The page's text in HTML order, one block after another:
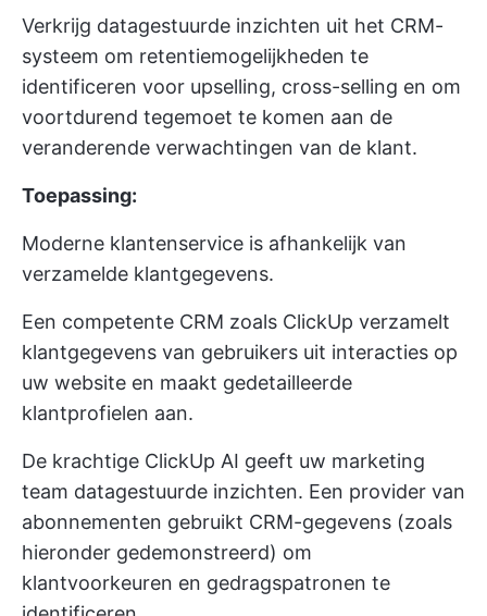
Verkrijg datagestuurde inzichten uit het CRM-
systeem om retentiemogelijkheden te
identificeren voor upselling, cross-selling en om
voortdurend tegemoet te komen aan de
veranderende verwachtingen van de klant.
Toepassing:
Moderne klantenservice is afhankelijk van
verzamelde klantgegevens.
Een competente CRM zoals ClickUp verzamelt
klantgegevens van gebruikers uit interacties op
uw website en maakt gedetailleerde
klantprofielen aan.
De krachtige ClickUp AI geeft uw marketing
team datagestuurde inzichten. Een provider van
abonnementen gebruikt CRM-gegevens (zoals
hieronder gedemonstreerd) om
klantvoorkeuren en gedragspatronen te